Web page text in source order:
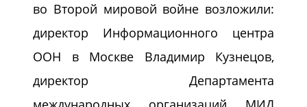
во Второй мировой войне возложили:
директор Информационного центра
ООН в Москве Владимир Кузнецов,
директор Департамента